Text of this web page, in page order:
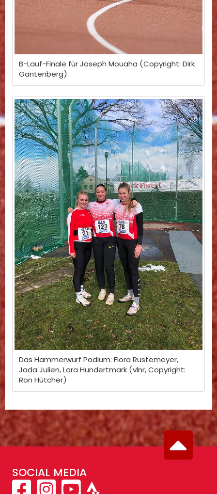
B-Lauf-Finale für Joseph Mouaha (Copyright: Dirk
Gantenberg)
Das Hammerwurf Podium: Flora Rustemeyer,
Jada Julien, Lara Hundertmark (vlnr, Copyright:
Ron Hütcher)
SOCIAL MEDIA